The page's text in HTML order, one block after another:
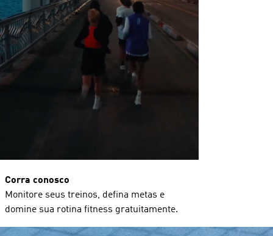
Corra conosco
Monitore seus treinos, defina metas e
domine sua rotina fitness gratuitamente.